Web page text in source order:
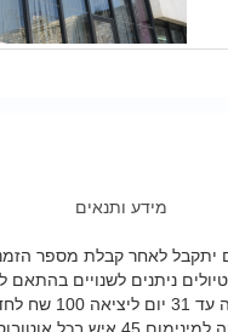
מידע ותנאים
יתקבל לאחר קבלת מספר
ניתנים לשנויים בהתאם
אם כן צויין אחרת.